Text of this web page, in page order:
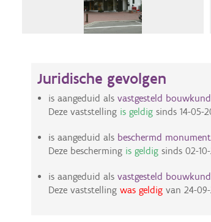
Juridische gevolgen
is aangeduid als vastgesteld
Deze vaststelling is geldigsinds 14-05-
is aangeduid als beschermd monument
Deze bescherming is geldigsinds 02-
is aangeduid als vastgesteld
Deze vaststelling was geldigvan 24-